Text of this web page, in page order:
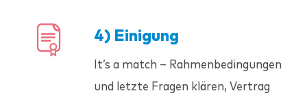
4) Einigung
It’s a match – Rahmenbedingungen
und letzte Fragen klären, Vertrag